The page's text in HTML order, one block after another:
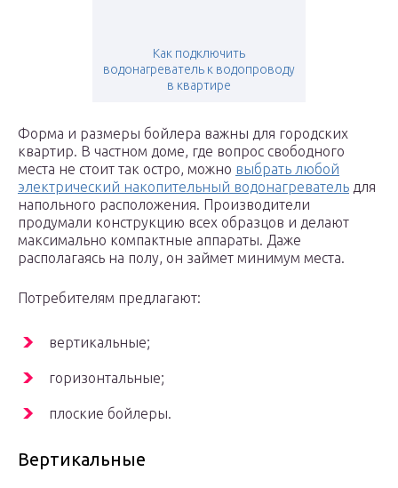
Как подключить
водонагреватель к водопроводу
в квартире
Форма и размеры бойлера важны для городских
квартир. В частном доме, где вопрос свободного
места не стоит так остро, можно выбрать любой
электрический накопительный водонагреватель для
напольного расположения. Производители
продумали конструкцию всех образцов и делают
максимально компактные аппараты. Даже
располагаясь на полу, он займет минимум места.
Потребителям предлагают:
вертикальные;
горизонтальные;
плоские бойлеры.
Вертикальные